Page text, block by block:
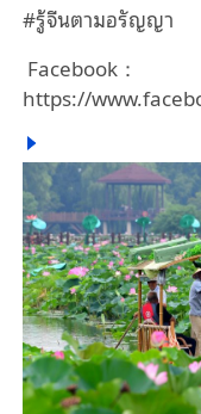
#รู้จีนตามอรัญญา
Facebook：
https://